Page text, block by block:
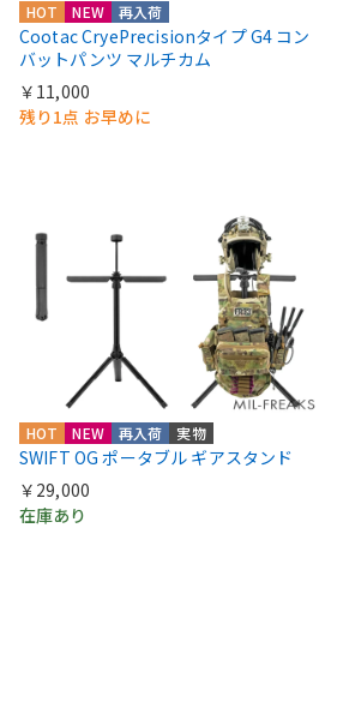
HOT NEW 再入荷
Cootac CryePrecisionタイプ G4 コン
バットパンツ マルチカム
￥11,000
残り1点 お早めに
HOT NEW 再入荷 実物
SWIFT OG ポータブル ギアスタンド
￥29,000
在庫あり